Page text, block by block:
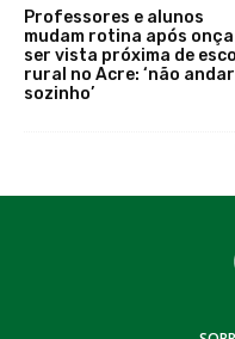
Professores e alunos
mudam rotina após onça
ser vista próxima de
rural no Acre: ‘não andar
sozinho’